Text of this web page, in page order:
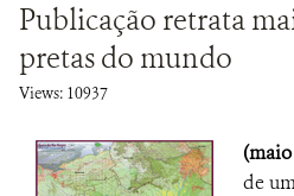
Publicação retrata
pretas do mundo
Views: 10937
(maio
de